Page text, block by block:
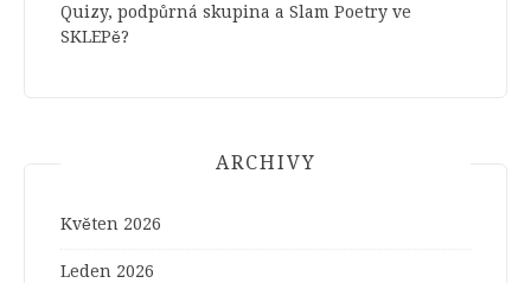
Quizy, podpůrná skupina a Slam Poetry ve
SKLEPě?
ARCHIVY
Květen 2026
Leden 2026